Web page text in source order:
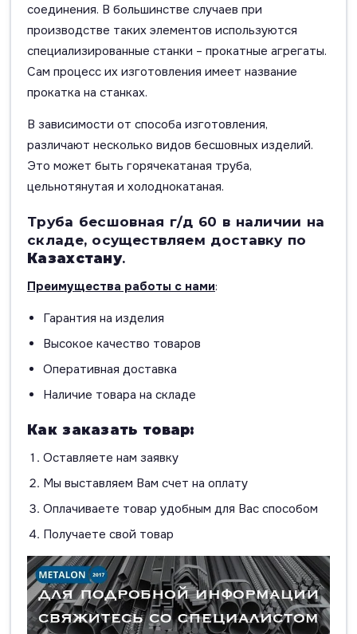
соединения. В большинстве случаев при
производстве таких элементов используются
специализированные станки – прокатные агрегаты.
Сам процесс их изготовления имеет название
прокатка на станках.
В зависимости от способа изготовления,
различают несколько видов бесшовных изделий.
Это может быть горячекатаная труба,
цельнотянутая и холоднокатаная.
Труба бесшовная г/д 60 в наличии на
складе, осуществляем доставку по
Казахстану.
Преимущества работы с нами:
Гарантия на изделия
Высокое качество товаров
Оперативная доставка
Наличие товара на складе
Как заказать товар:
Оставляете нам заявку
Мы выставляем Вам счет на оплату
Оплачиваете товар удобным для Вас способом
Получаете свой товар